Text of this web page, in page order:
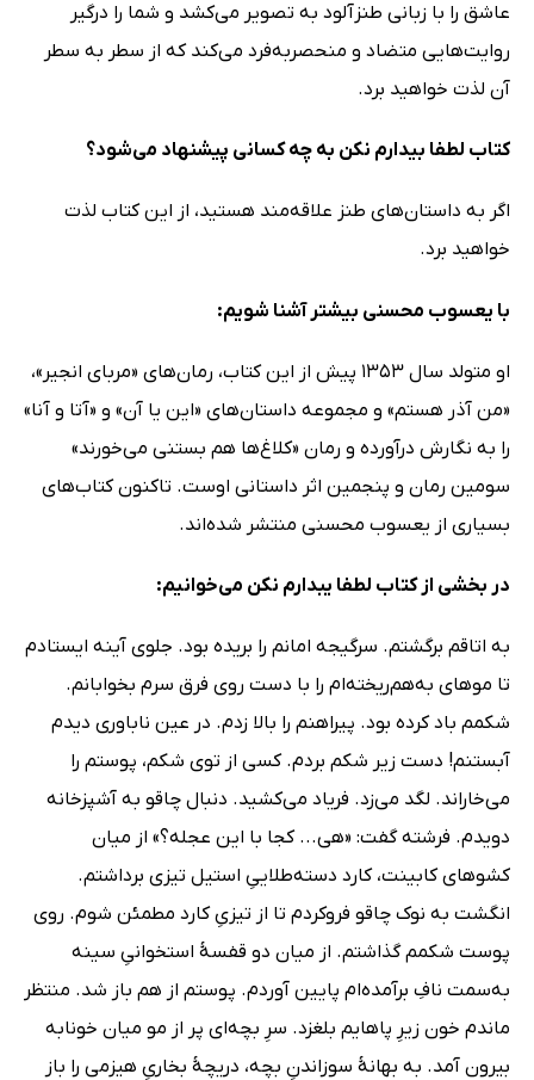
عاشق را با زبانی طنزآلود به تصویر می‌کشد و شما را درگیر
روایت‌هایی متضاد و منحصربه‌فرد می‌کند که از سطر به سطر
آن لذت خواهید برد.
کتاب لطفا بیدارم نکن به چه کسانی پیشنهاد می‌شود؟
اگر به داستان‌های طنز علاقه‌مند هستید، از این کتاب لذت
خواهید برد.
با یعسوب محسنی بیشتر آشنا شویم:
او متولد سال 1353 پیش از این کتاب، رمان‌های «مربای انجیر»،
«من آذر هستم» و مجموعه داستان‌های «این یا آن» و «آتا و آنا»
را به نگارش درآورده و رمان «کلاغ‌ها هم بستنی می‌خورند»
سومین رمان و پنجمین اثر داستانی اوست. تاکنون کتاب‌های
بسیاری از یعسوب محسنی منتشر شده‌اند.
در بخشی از کتاب لطفا یبدارم نکن می‌خوانیم:
به اتاقم برگشتم. سرگیجه امانم را بریده بود. جلوی آینه ایستادم
تا موهای به‌هم‌ریخته‌ام را با دست روی فرق سرم بخوابانم.
شکمم باد کرده بود. پیراهنم را بالا زدم. در عین ناباوری دیدم
آبستنم! دست زیر شکم بردم. کسی از توی شکم، پوستم را
می‌خاراند. لگد می‌زد. فریاد می‌کشید. دنبال چاقو به آشپزخانه
دویدم. فرشته گفت: «هی... کجا با این عجله؟» از میان
کشوهای کابینت، کارد دسته‌طلاییِ استیل تیزی برداشتم.
انگشت به نوک چاقو فروکردم تا از تیزیِ کارد مطمئن شوم. روی
پوست شکمم گذاشتم. از میان دو قفسۀ استخوانیِ سینه
به‌سمت نافِ برآمده‌ام پایین آوردم. پوستم از هم باز شد. منتظر
ماندم خون زیرِ پاهایم بلغزد. سرِ بچه‌ای پر از مو میان خونابه
بیرون آمد. به بهانۀ سوزاندنِ بچه، دریچۀ بخاریِ هیزمی را باز